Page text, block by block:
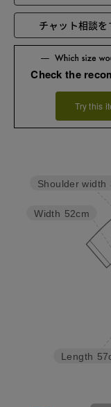
チャット相談を
Check the
Try this
Length
Width 52cm
Shoulder width